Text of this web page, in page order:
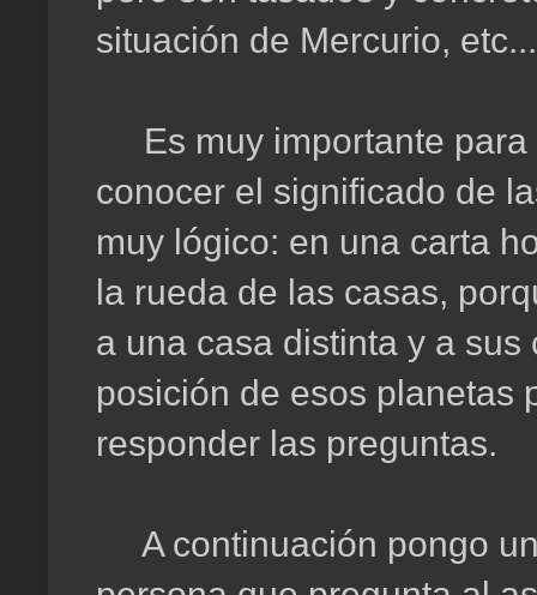
situación de Mercurio, etc...
Es muy importante para
conocer el significado de
muy lógico: en una carta
la rueda de las casas,
a una casa distinta y a
posición de esos planetas
responder las preguntas.
A continuación pongo